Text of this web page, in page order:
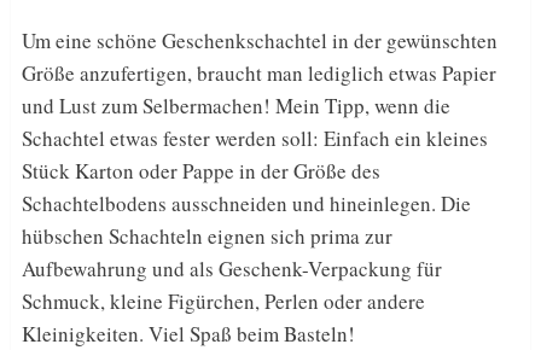
Um eine schöne Geschenkschachtel in der gewünschten
Größe anzufertigen, braucht man lediglich etwas Papier
und Lust zum Selbermachen! Mein Tipp, wenn die
Schachtel etwas fester werden soll: Einfach ein kleines
Stück Karton oder Pappe in der Größe des
Schachtelbodens ausschneiden und hineinlegen. Die
hübschen Schachteln eignen sich prima zur
Aufbewahrung und als Geschenk-Verpackung für
Schmuck, kleine Figürchen, Perlen oder andere
Kleinigkeiten. Viel Spaß beim Basteln!